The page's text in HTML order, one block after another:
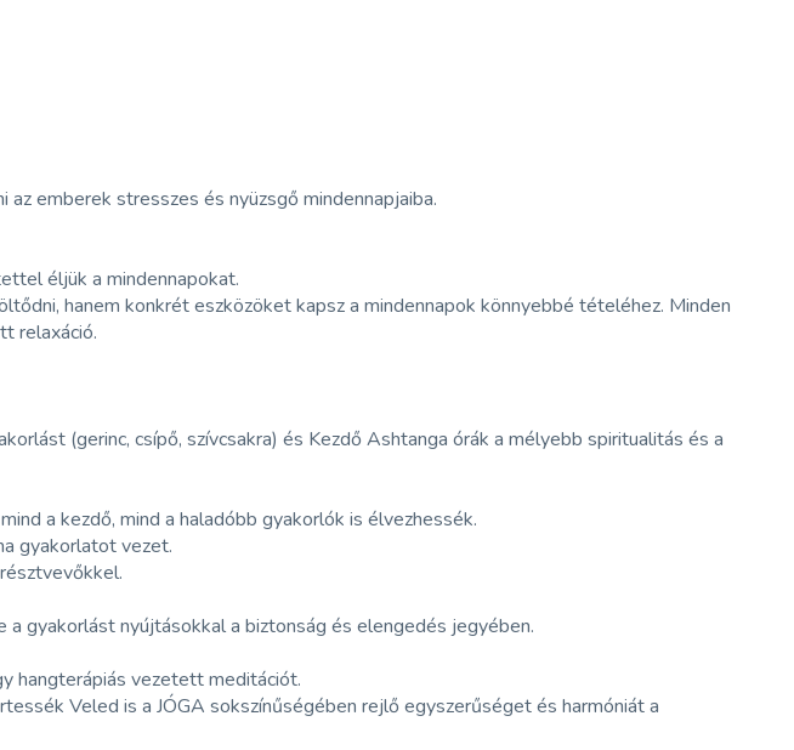
emberek stresszes és nyüzsgő mindennapjaiba.
éljük a mindennapokat.
hanem konkrét eszközöket kapsz a mindennapok könnyebbé tételéhez. Minden
relaxáció.
(gerinc, csípő, szívcsakra) és Kezdő Ashtanga órák a mélyebb spiritualitás és a
a kezdő, mind a haladóbb gyakorlók is élvezhessék.
gyakorlatot vezet.
gyakorlást nyújtásokkal a biztonság és elengedés jegyében.
hangterápiás vezetett meditációt.
Veled is a JÓGA sokszínűségében rejlő egyszerűséget és harmóniát a